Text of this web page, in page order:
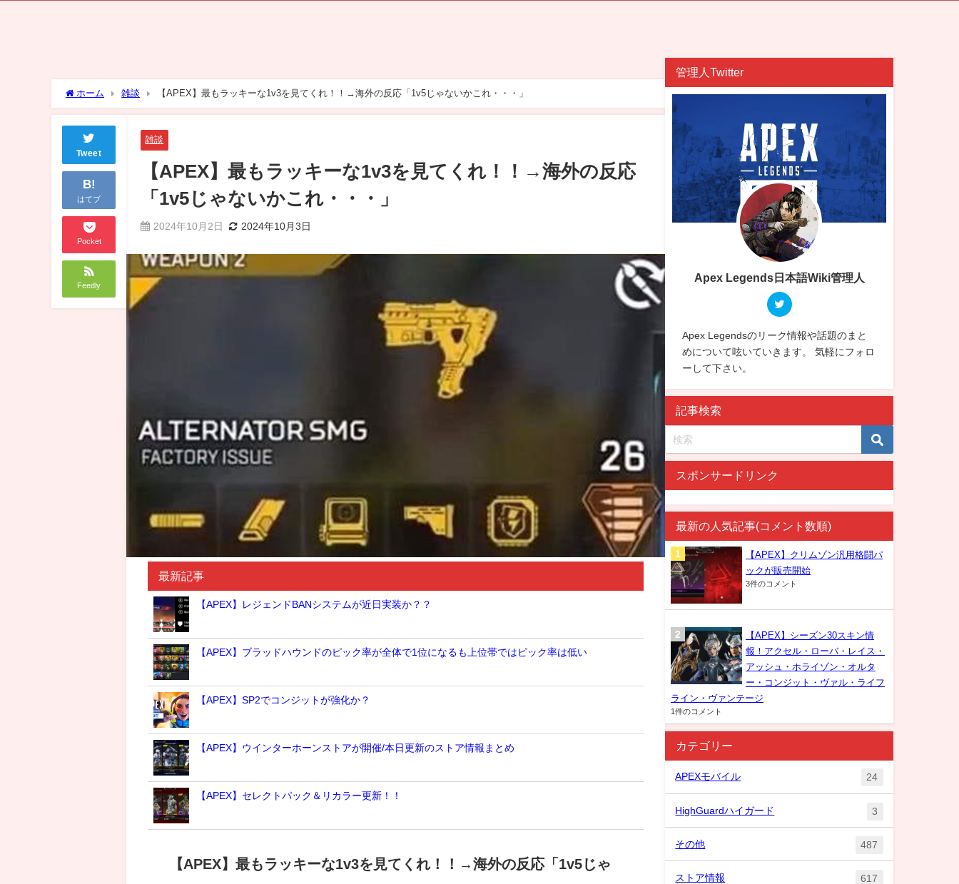
ホーム 雑談 【APEX】最もラッキーな1v3を見てくれ！！→海外の反応「1v5じゃないかこれ・・・」
Tweet
B!
はてブ
Pocket
Feedly
雑談
【APEX】最もラッキーな1v3を見てくれ！！→海外の反応
「1v5じゃないかこれ・・・」
2024年10月2日 2024年10月3日
最新記事
【APEX】レジェンドBANシステムが近日実装か？？
【APEX】ブラッドハウンドのピック率が全体で1位になるも上位帯ではピック率は低い
【APEX】SP2でコンジットが強化か？
【APEX】ウインターホーンストアが開催/本日更新のストア情報まとめ
【APEX】セレクトパック＆リカラー更新！！
【APEX】最もラッキーな1v3を見てくれ！！→海外の反応「1v5じゃ
管理人Twitter
Apex Legends日本語Wiki管理人
Apex Legendsのリーク情報や話題のまと
めについて呟いていきます。 気軽にフォロ
ーして下さい。
記事検索
スポンサードリンク
最新の人気記事(コメント数順)
【APEX】クリムゾン汎用格闘パ
ックが販売開始
3件のコメント
【APEX】シーズン30スキン情
報！アクセル・ローバ・レイス・
アッシュ・ホライゾン・オルタ
ー・コンジット・ヴァル・ライフ
ライン・ヴァンテージ
1件のコメント
カテゴリー
APEXモバイル 24
HighGuardハイガード 3
その他 487
ストア情報 617